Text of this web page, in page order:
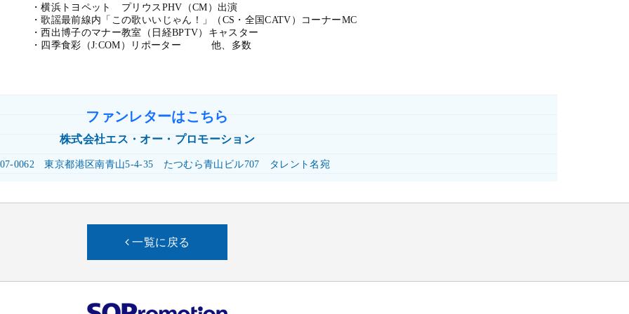
・横浜トヨペット プリウスPHV（CM）出演
・歌謡最前線内「この歌いいじゃん！」（CS・全国CATV）コーナーMC
・西出博子のマナー教室（日経BPTV）キャスター
・四季食彩（J:COM）リポーター 他、多数
ファンレターはこちら
株式会社エス・オー・プロモーション
0062東京都港区南青山5-4-35 たつむら青山ビル707 タレント名宛
一覧に戻る